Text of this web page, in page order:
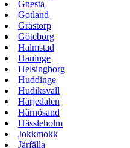
Gnesta
Gotland
Grästorp
Göteborg
Halmstad
Haninge
Helsingborg
Huddinge
Hudiksvall
Härjedalen
Härnösand
Hässleholm
Jokkmokk
Järfälla